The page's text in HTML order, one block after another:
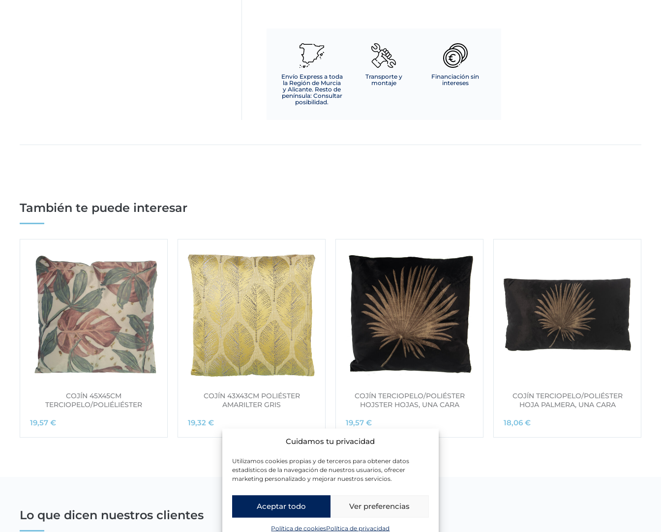
Cuidamos tu privacidad
Utilizamos cookies propias y de terceros para obtener datos
estadísticos de la navegación de nuestros usuarios, ofrecer
marketing personalizado y mejorar nuestros servicios.
Aceptar todo Ver preferencias
Política de cookiesPolítica de privacidad
Envío Express a toda
la Región de Murcia
y Alicante. Resto de
península: Consultar
posibilidad.
Transporte y
montaje
Financiación sin
intereses
También te puede interesar
COJÍN 45X45CM
TERCIOPELO/POLIÉLIÉSTER
19,57 €
COJÍN 43X43CM POLIÉSTER
AMARILTER GRIS
19,32 €
COJÍN TERCIOPELO/POLIÉSTER
HOJSTER HOJAS, UNA CARA
19,57 €
COJÍN TERCIOPELO/POLIÉSTER
HOJA PALMERA, UNA CARA
18,06 €
Lo que dicen nuestros clientes